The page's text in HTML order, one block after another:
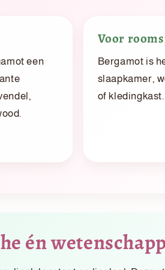
een
Voor
Bergamot is
slaapkamer,
of kledingkast.
én